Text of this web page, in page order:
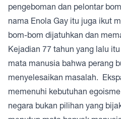
pengeboman dan pelontar
nama Enola Gay itu juga ikut
bom-bom dijatuhkan dan
Kejadian 77 tahun yang lalu
mata manusia bahwa perang
menyelesaikan masalah.
memenuhi kebutuhan
negara bukan pilihan yang